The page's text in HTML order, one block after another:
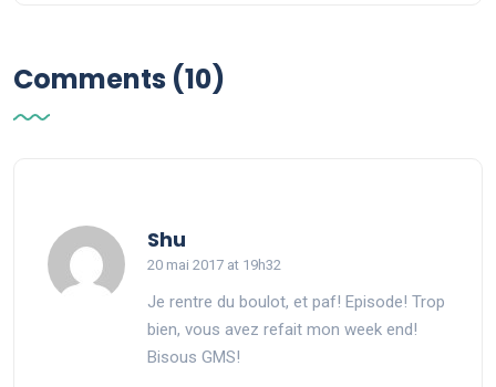
Comments (10)
Shu
20 mai 2017 at 19h32
Je rentre du boulot, et paf! Episode! Trop
bien, vous avez refait mon week end!
Bisous GMS!